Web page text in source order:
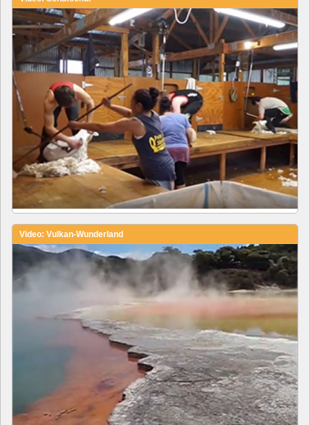
Video: Vulkan-Wunderland